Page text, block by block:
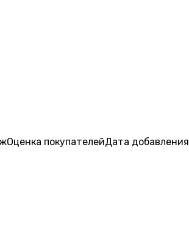
Оценка покупателейДата добавления